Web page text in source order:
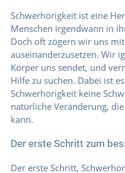
Schwerhörigkeit ist eine
Menschen irgendwann in
Doch oft zögern wir uns
auseinanderzusetzen. Wir
Körper uns sendet, und
Hilfe zu suchen. Dabei ist
Schwerhörigkeit keine
natürliche Veränderung,
kann.
Der erste Schritt zum
Der erste Schritt,